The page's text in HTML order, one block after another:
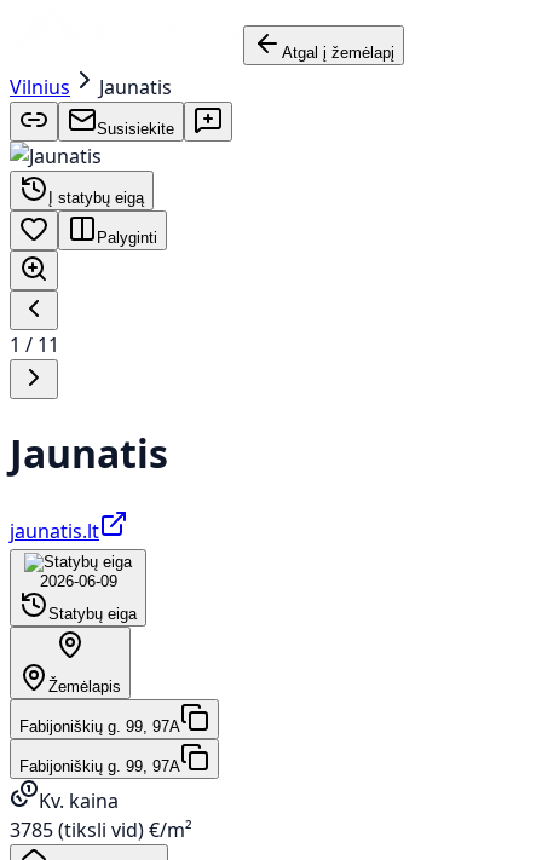
Atgal į žemėlapį
Vilnius Jaunatis
Susisiekite
Į statybų eigą
Palyginti
1 / 11
Jaunatis
jaunatis.lt
2026-06-09
Statybų eiga
Žemėlapis
Fabijoniškių g. 99, 97A
Fabijoniškių g. 99, 97A
Kv. kaina
3785 (tiksli vid) €/m²